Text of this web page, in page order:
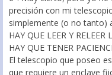
precisión con mi
simplemente (o no tanto)
HAY QUE LEER Y RELEER
HAY QUE TENER
El telescopio que poseo
que requiere un enclave